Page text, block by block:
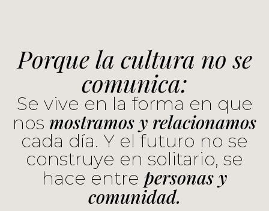
Porque la cultura no se
comunica:
Se vive en la forma en que
nos mostramos y relacionamos
cada día. Y el futuro no se
construye en solitario, se
hace entre personas y
comunidad.